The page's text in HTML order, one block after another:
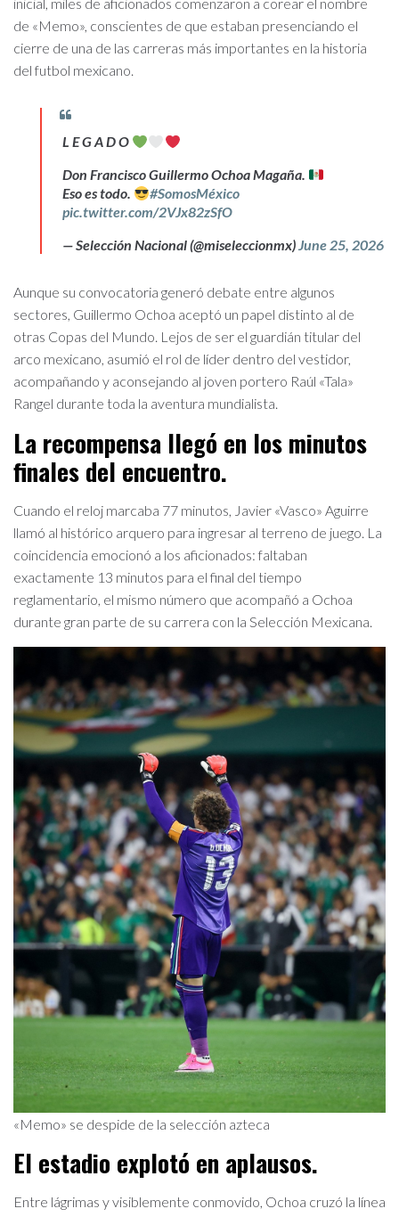
de «Memo», conscientes de que estaban presenciando el
cierre de una de las carreras más importantes en la historia
del futbol mexicano.
L E G A D O
Don Francisco Guillermo Ochoa Magaña.
Eso es todo.
#SomosMéxico
pic.twitter.com/2VJx82zSfO
— Selección Nacional (@miseleccionmx)June 25, 2026
Aunque su convocatoria generó debate entre algunos
sectores, Guillermo Ochoa aceptó un papel distinto al de
otras Copas del Mundo. Lejos de ser el guardián titular del
arco mexicano, asumió el rol de líder dentro del vestidor,
acompañando y aconsejando al joven portero Raúl «Tala»
Rangel durante toda la aventura mundialista.
La recompensa llegó en los minutos
finales del encuentro.
Cuando el reloj marcaba 77 minutos, Javier «Vasco» Aguirre
llamó al histórico arquero para ingresar al terreno de juego. La
coincidencia emocionó a los aficionados: faltaban
exactamente 13 minutos para el final del tiempo
reglamentario, el mismo número que acompañó a Ochoa
durante gran parte de su carrera con la Selección Mexicana.
«Memo» se despide de la selección azteca
El estadio explotó en aplausos.
Entre lágrimas y visiblemente conmovido, Ochoa cruzó la línea